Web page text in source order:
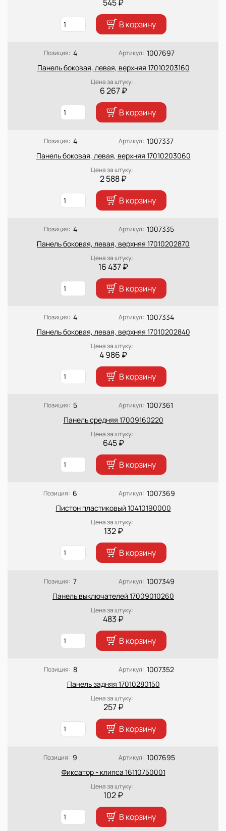
545 ₽
В корзину
Позиция: 4 Артикул: 1007697
Панель боковая, левая, верхняя 17010203160
Цена за штуку:
6 267 ₽
В корзину
Позиция: 4 Артикул: 1007337
Панель боковая, левая, верхняя 17010203060
Цена за штуку:
2 588 ₽
В корзину
Позиция: 4 Артикул: 1007335
Панель боковая, левая, верхняя 17010202870
Цена за штуку:
16 437 ₽
В корзину
Позиция: 4 Артикул: 1007334
Панель боковая, левая, верхняя 17010202840
Цена за штуку:
4 986 ₽
В корзину
Позиция: 5 Артикул: 1007361
Панель средняя 17009160220
Цена за штуку:
645 ₽
В корзину
Позиция: 6 Артикул: 1007369
Пистон пластиковый 10410190000
Цена за штуку:
132 ₽
В корзину
Позиция: 7 Артикул: 1007349
Панель выключателей 17009010260
Цена за штуку:
483 ₽
В корзину
Позиция: 8 Артикул: 1007352
Панель задняя 17010280150
Цена за штуку:
257 ₽
В корзину
Позиция: 9 Артикул: 1007695
Фиксатор - клипса 16110750001
Цена за штуку:
102 ₽
В корзину